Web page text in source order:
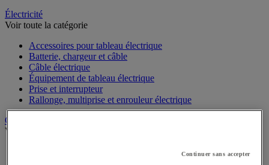
Électricité
Voir toute la catégorie
Accessoires pour tableau électrique
Batterie, chargeur et câble
Câble électrique
Équipement de tableau électrique
Prise et interrupteur
Rallonge, multiprise et enrouleur électrique
Graissage et lubrifiant
Voir toute la catégorie
Continuer sans accepter